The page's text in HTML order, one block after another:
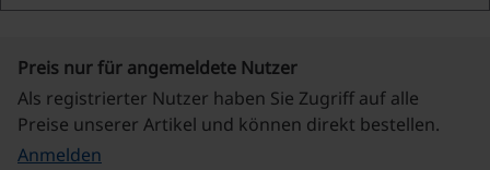
Preis nur für angemeldete Nutzer
Als registrierter Nutzer haben Sie Zugriff auf alle
Preise unserer Artikel und können direkt bestellen.
Anmelden